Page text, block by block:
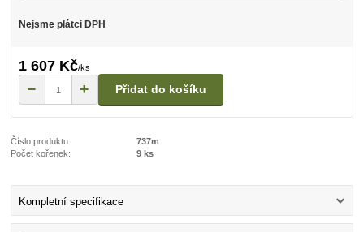
Nejsme plátci DPH
1 607 Kč/ks
Přidat do košíku
Číslo produktu:
737m
Počet kořenek:
9 ks
Kompletní specifikace